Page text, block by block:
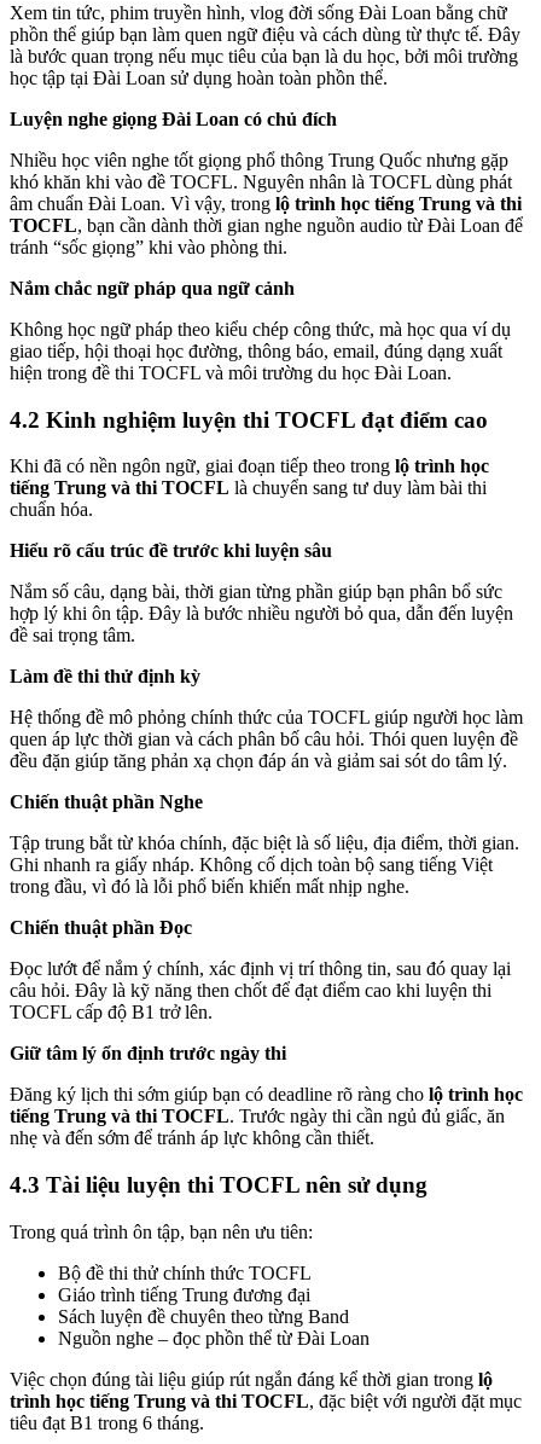
Xem tin tức, phim truyền hình, vlog đời sống Đài Loan bằng chữ
phồn thể giúp bạn làm quen ngữ điệu và cách dùng từ thực tế. Đây
là bước quan trọng nếu mục tiêu của bạn là du học, bởi môi trường
học tập tại Đài Loan sử dụng hoàn toàn phồn thể.
Luyện nghe giọng Đài Loan có chủ đích
Nhiều học viên nghe tốt giọng phổ thông Trung Quốc nhưng gặp
khó khăn khi vào đề TOCFL. Nguyên nhân là TOCFL dùng phát
âm chuẩn Đài Loan. Vì vậy, trong lộ trình học tiếng Trung và thi
TOCFL, bạn cần dành thời gian nghe nguồn audio từ Đài Loan để
tránh “sốc giọng” khi vào phòng thi.
Nắm chắc ngữ pháp qua ngữ cảnh
Không học ngữ pháp theo kiểu chép công thức, mà học qua ví dụ
giao tiếp, hội thoại học đường, thông báo, email, đúng dạng xuất
hiện trong đề thi TOCFL và môi trường du học Đài Loan.
4.2 Kinh nghiệm luyện thi TOCFL đạt điểm cao
Khi đã có nền ngôn ngữ, giai đoạn tiếp theo trong lộ trình học
tiếng Trung và thi TOCFL là chuyển sang tư duy làm bài thi
chuẩn hóa.
Hiểu rõ cấu trúc đề trước khi luyện sâu
Nắm số câu, dạng bài, thời gian từng phần giúp bạn phân bổ sức
hợp lý khi ôn tập. Đây là bước nhiều người bỏ qua, dẫn đến luyện
đề sai trọng tâm.
Làm đề thi thử định kỳ
Hệ thống đề mô phỏng chính thức của TOCFL giúp người học làm
quen áp lực thời gian và cách phân bố câu hỏi. Thói quen luyện đề
đều đặn giúp tăng phản xạ chọn đáp án và giảm sai sót do tâm lý.
Chiến thuật phần Nghe
Tập trung bắt từ khóa chính, đặc biệt là số liệu, địa điểm, thời gian.
Ghi nhanh ra giấy nháp. Không cố dịch toàn bộ sang tiếng Việt
trong đầu, vì đó là lỗi phổ biến khiến mất nhịp nghe.
Chiến thuật phần Đọc
Đọc lướt để nắm ý chính, xác định vị trí thông tin, sau đó quay lại
câu hỏi. Đây là kỹ năng then chốt để đạt điểm cao khi luyện thi
TOCFL cấp độ B1 trở lên.
Giữ tâm lý ổn định trước ngày thi
Đăng ký lịch thi sớm giúp bạn có deadline rõ ràng cho lộ trình học
tiếng Trung và thi TOCFL. Trước ngày thi cần ngủ đủ giấc, ăn
nhẹ và đến sớm để tránh áp lực không cần thiết.
4.3 Tài liệu luyện thi TOCFL nên sử dụng
Trong quá trình ôn tập, bạn nên ưu tiên:
Bộ đề thi thử chính thức TOCFL
Giáo trình tiếng Trung đương đại
Sách luyện đề chuyên theo từng Band
Nguồn nghe – đọc phồn thể từ Đài Loan
Việc chọn đúng tài liệu giúp rút ngắn đáng kể thời gian trong lộ
trình học tiếng Trung và thi TOCFL, đặc biệt với người đặt mục
tiêu đạt B1 trong 6 tháng.